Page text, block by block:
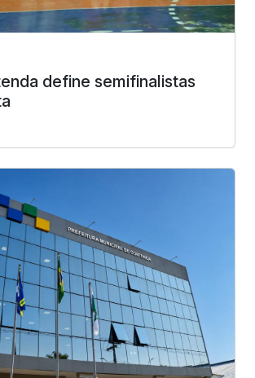
define semifinalistas